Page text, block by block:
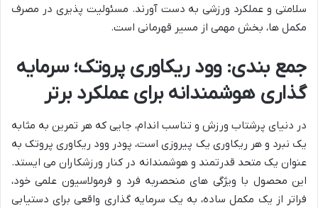
سلامتی و عملکرد ورزشی به دست آورند. مسئولیت پذیری در مصرف
مکمل ها، بخش مهمی از مسیر قهرمانی است.
جمع بندی: وود ریکاوری پروتک؛ سرمایه
گذاری هوشمندانه برای عملکرد برتر
در دنیای پرشتاب ورزش و تناسب اندام، جایی که هر تمرین به مثابه
یک نبرد و هر ریکاوری یک پیروزی است، پودر وود ریکاوری پروتک به
عنوان یک متحد قدرتمند و هوشمندانه در کنار ورزشکاران می ایستد.
این محصول با ویژگی های منحصربه فرد و فرمولاسیون علمی خود،
فراتر از یک مکمل ساده، به یک سرمایه گذاری واقعی برای دستیابی